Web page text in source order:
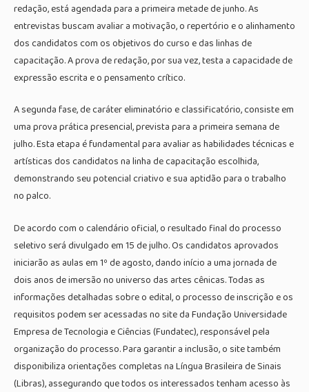
redação, está agendada para a primeira metade de junho. As
entrevistas buscam avaliar a motivação, o repertório e o alinhamento
dos candidatos com os objetivos do curso e das linhas de
capacitação. A prova de redação, por sua vez, testa a capacidade de
expressão escrita e o pensamento crítico.
A segunda fase, de caráter eliminatório e classificatório, consiste em
uma prova prática presencial, prevista para a primeira semana de
julho. Esta etapa é fundamental para avaliar as habilidades técnicas e
artísticas dos candidatos na linha de capacitação escolhida,
demonstrando seu potencial criativo e sua aptidão para o trabalho
no palco.
De acordo com o calendário oficial, o resultado final do processo
seletivo será divulgado em 15 de julho. Os candidatos aprovados
iniciarão as aulas em 1º de agosto, dando início a uma jornada de
dois anos de imersão no universo das artes cênicas. Todas as
informações detalhadas sobre o edital, o processo de inscrição e os
requisitos podem ser acessadas no site da Fundação Universidade
Empresa de Tecnologia e Ciências (Fundatec), responsável pela
organização do processo. Para garantir a inclusão, o site também
disponibiliza orientações completas na Língua Brasileira de Sinais
(Libras), assegurando que todos os interessados tenham acesso às